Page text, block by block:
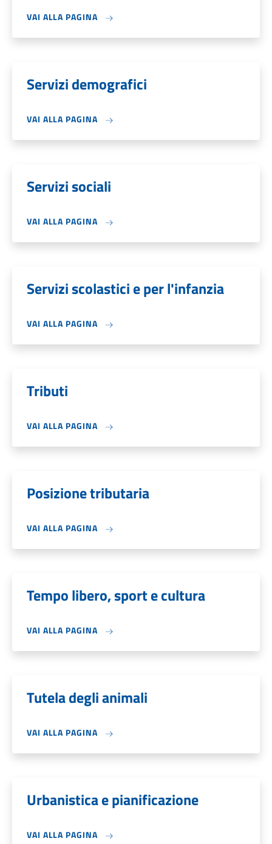
VAI ALLA PAGINA
Servizi demografici
VAI ALLA PAGINA
Servizi sociali
VAI ALLA PAGINA
Servizi scolastici e per l'infanzia
VAI ALLA PAGINA
Tributi
VAI ALLA PAGINA
Posizione tributaria
VAI ALLA PAGINA
Tempo libero, sport e cultura
VAI ALLA PAGINA
Tutela degli animali
VAI ALLA PAGINA
Urbanistica e pianificazione
VAI ALLA PAGINA